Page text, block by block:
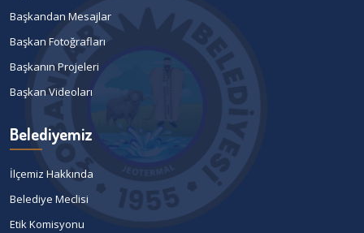
Başkandan Mesajlar
Başkan Fotoğrafları
Başkanın Projeleri
Başkan Videoları
Belediyemiz
İlçemiz Hakkında
Belediye Meclisi
Etik Komisyonu